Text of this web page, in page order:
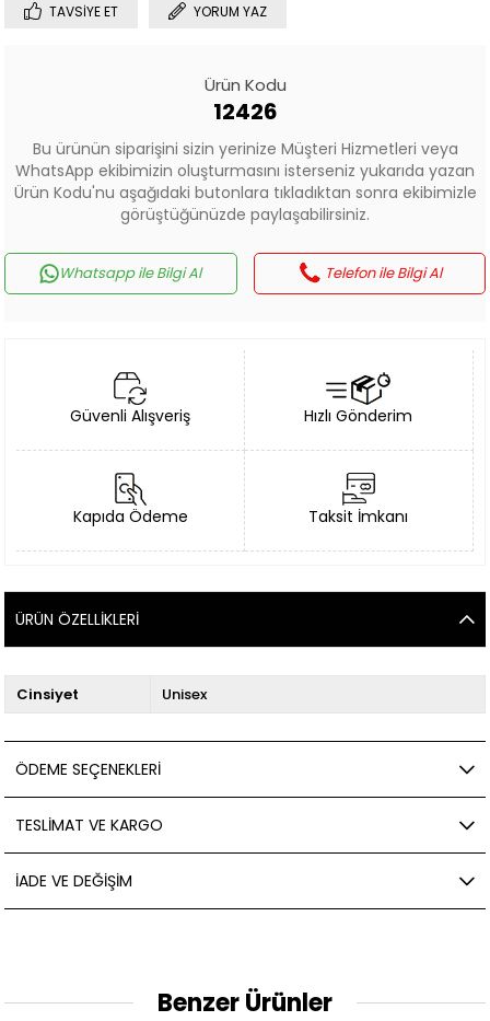
TAVSIYE ET YORUM YAZ
Ürün Kodu
12426
Bu ürünün siparişini sizin yerinize Müşteri Hizmetleri veya
WhatsApp ekibimizin oluşturmasını isterseniz yukarıda yazan
Ürün Kodu'nu aşağıdaki butonlara tıkladıktan sonra ekibimizle
görüştüğünüzde paylaşabilirsiniz.
Whatsapp ile Bilgi Al Telefon ile Bilgi Al
Güvenli Alışveriş Hızlı Gönderim
Kapıda Ödeme Taksit İmkanı
ÜRÜN ÖZELLIKLERI
Cinsiyet Unisex
ÖDEME SEÇENEKLERI
TESLIMAT VE KARGO
İADE VE DEĞIŞIM
Benzer Ürünler